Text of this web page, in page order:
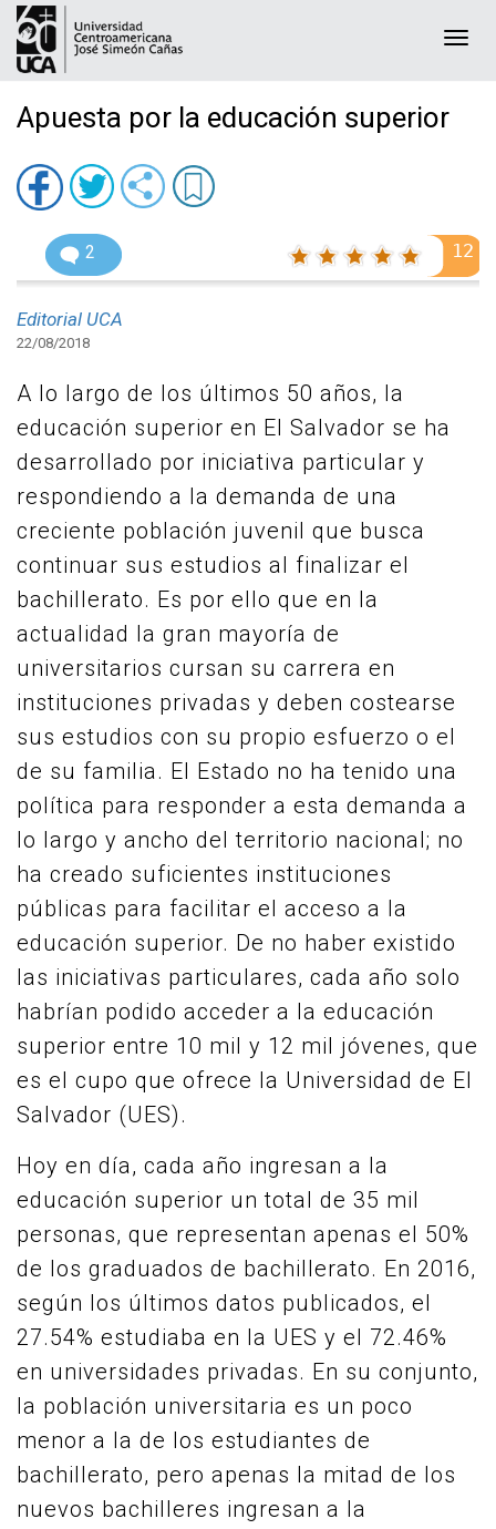
Apuesta por la educación superior
2 12
Editorial UCA
22/08/2018
A lo largo de los últimos 50 años, la
educación superior en El Salvador se ha
desarrollado por iniciativa particular y
respondiendo a la demanda de una
creciente población juvenil que busca
continuar sus estudios al finalizar el
bachillerato. Es por ello que en la
actualidad la gran mayoría de
universitarios cursan su carrera en
instituciones privadas y deben costearse
sus estudios con su propio esfuerzo o el
de su familia. El Estado no ha tenido una
política para responder a esta demanda a
lo largo y ancho del territorio nacional; no
ha creado suficientes instituciones
públicas para facilitar el acceso a la
educación superior. De no haber existido
las iniciativas particulares, cada año solo
habrían podido acceder a la educación
superior entre 10 mil y 12 mil jóvenes, que
es el cupo que ofrece la Universidad de El
Salvador (UES).
Hoy en día, cada año ingresan a la
educación superior un total de 35 mil
personas, que representan apenas el 50%
de los graduados de bachillerato. En 2016,
según los últimos datos publicados, el
27.54% estudiaba en la UES y el 72.46%
en universidades privadas. En su conjunto,
la población universitaria es un poco
menor a la de los estudiantes de
bachillerato, pero apenas la mitad de los
nuevos bachilleres ingresan a la